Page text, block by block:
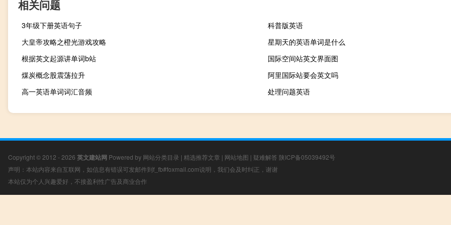
相关问题
3年级下册英语句子
科普版英语
大皇帝攻略之橙光游戏攻略
星期天的英语单词是什么
根据英文起源讲单词b站
国际空间站英文界面图
煤炭概念股震荡拉升
阿里国际站要会英文吗
高一英语单词词汇音频
处理问题英语
Copyright © 2012 - 2026 英文建站网 Powered by 网站分类目录 | 精选推荐文章 | 网站地图 | 疑难解答 陕ICP备05039492号
声明：本站内容来自互联网，如信息有错误可发邮件到f_fb#foxmail.com说明，我们会及时纠正，谢谢
本站仅为个人兴趣爱好，不接盈利性广告及商业合作